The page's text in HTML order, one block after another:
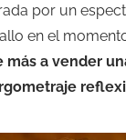
por un
en el
más a vender